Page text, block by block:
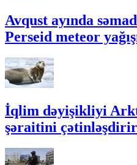
Avqust ayında
Perseid meteor
İqlim dəyişikliyi
şəraitini çətinləşdirir